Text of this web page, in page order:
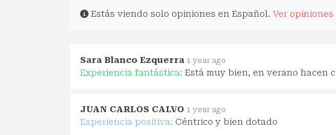
Estás viendo solo opiniones en Español. Ver
Sara Blanco Ezquerra 1 year ago
Experiencia fantástica: Está muy bien, en verano hacen
JUAN CARLOS CALVO 1 year ago
Experiencia positiva: Céntrico y bien dotado